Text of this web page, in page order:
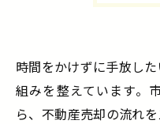
時間をかけずに手放し
組みを整えています。
ら、不動産売却の流れ